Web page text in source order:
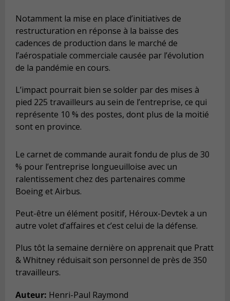
Notamment la mise en place d’initiatives de
restructuration en réponse à la baisse des
cadences de production dans le marché de
l’aérospatiale commerciale causée par l’évolution
de la pandémie en cours.
L’impact pourrait bien se solder par des mises à
pied 225 travailleurs au sein de l’entreprise, ce qui
représente 10 % des postes, dont plus de la moitié
sont en province.
Le carnet de commande aurait fondu de plus de 30
% pour l’entreprise longueuilloise avec un
ralentissement chez des partenaires comme
Boeing et Airbus.
Peut-être un élément positif, Héroux-Devtek a un
autre volet d’affaires et c’est celui de la défense.
Plus tôt la semaine dernière on apprenait que Pratt
& Whitney réduisait son personnel de près de 350
travailleurs.
Auteur: Henri-Paul Raymond